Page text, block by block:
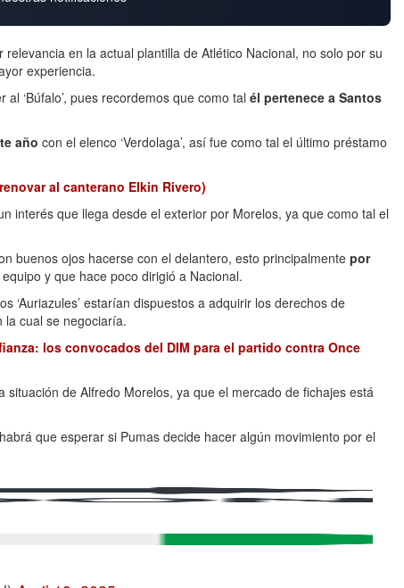
en la actual plantilla de Atlético Nacional, no solo por su
experiencia.
‘Búfalo’, pues recordemos que como tal él pertenece a Santos
año con el elenco ‘Verdolaga’, así fue como tal el último préstamo
al canterano Elkin Rivero)
interés que llega desde el exterior por Morelos, ya que como tal el
buenos ojos hacerse con el delantero, esto principalmente por
y que hace poco dirigió a Nacional.
‘Auriazules’ estarían dispuestos a adquirir los derechos de
la cual se negociaría.
los convocados del DIM para el partido contra Once
de Alfredo Morelos, ya que el mercado de fichajes está
que esperar si Pumas decide hacer algún movimiento por el